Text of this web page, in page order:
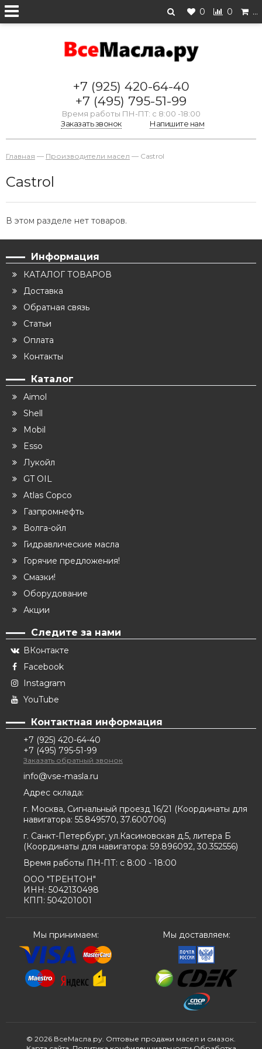
0 0 …
+7 (925) 420-64-40
+7 (495) 795-51-99
Время работы ПН-ПТ: с 8:00 -18:00
Заказать звонок
Напишите нам
Главная — Производители масел — Castrol
Castrol
В этом разделе нет товаров.
Информация
КАТАЛОГ ТОВАРОВ
Доставка
Обратная связь
Статьи
Оплата
Контакты
Каталог
Aimol
Shell
Mobil
Esso
Лукойл
GT OIL
Atlas Copco
Газпромнефть
Волга-ойл
Гидравлические масла
Горячие предложения!
Смазки!
Оборудование
Акции
Следите за нами
ВКонтакте
Facebook
Instagram
YouTube
Контактная информация
+7 (925) 420-64-40
+7 (495) 795-51-99
Заказать обратный звонок
info@vse-masla.ru
Адрес склада:
г. Москва, Сигнальный проезд 16/21 (Координаты для
навигатора: 55.849570, 37.600706)
г. Санкт-Петербург, ул.Касимовская д.5, литера Б
(Координаты для навигатора: 59.896092, 30.352556)
Время работы ПН-ПТ: с 8:00 - 18:00
ООО "ТРЕНТОН"
ИНН: 5042130498
КПП: 504201001
Мы принимаем: Мы доставляем:
© 2026 ВсеМасла.ру. Оптовые продажи масел и смазок.